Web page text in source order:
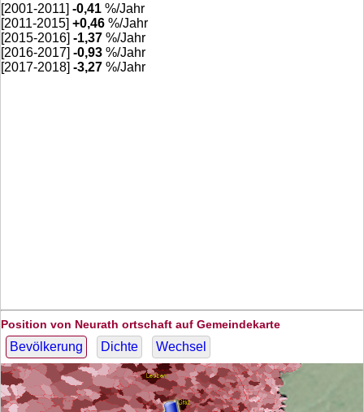
[2001-2011] -0,41 %/Jahr
[2011-2015] +0,46 %/Jahr
[2015-2016] -1,37 %/Jahr
[2016-2017] -0,93 %/Jahr
[2017-2018] -3,27 %/Jahr
Position von Neurath ortschaft auf Gemeindekarte
Bevölkerung Dichte Wechsel